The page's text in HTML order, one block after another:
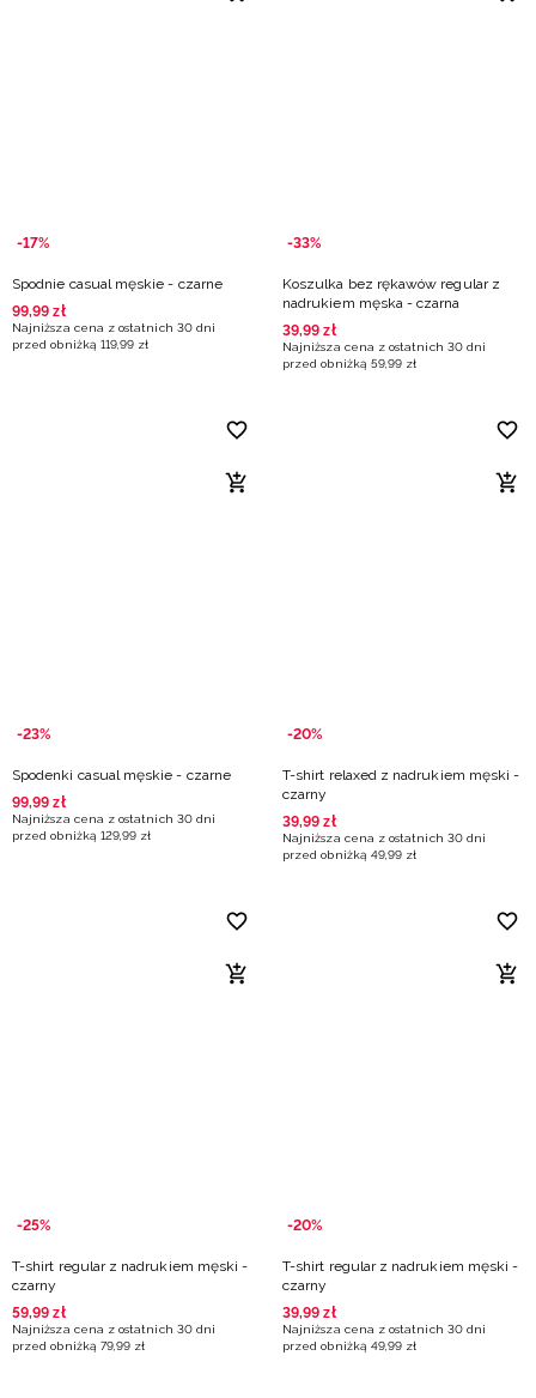
-17%
Spodnie casual męskie - czarne
99,99 zł
Najniższa cena z ostatnich 30 dni
przed obniżką 119,99 zł
-33%
Koszulka bez rękawów regular z
nadrukiem męska - czarna
39,99 zł
Najniższa cena z ostatnich 30 dni
przed obniżką 59,99 zł
-23%
Spodenki casual męskie - czarne
99,99 zł
Najniższa cena z ostatnich 30 dni
przed obniżką 129,99 zł
-20%
T-shirt relaxed z nadrukiem męski -
czarny
39,99 zł
Najniższa cena z ostatnich 30 dni
przed obniżką 49,99 zł
-25%
T-shirt regular z nadrukiem męski -
czarny
59,99 zł
Najniższa cena z ostatnich 30 dni
przed obniżką 79,99 zł
-20%
T-shirt regular z nadrukiem męski -
czarny
39,99 zł
Najniższa cena z ostatnich 30 dni
przed obniżką 49,99 zł